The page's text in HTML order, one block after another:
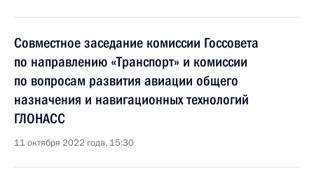
Совместное заседание комиссии Госсовета
по направлению «Транспорт» и комиссии
по вопросам развития авиации общего
назначения и навигационных технологий
ГЛОНАСС
11 октября 2022 года, 15:30